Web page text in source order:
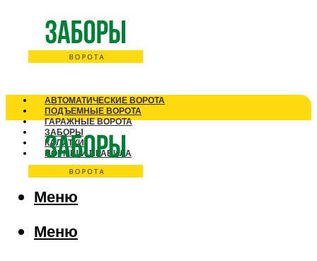
АВТОМАТИЧЕСКИЕ ВОРОТА
ПОДЪЕМНЫЕ ВОРОТА
ГАРАЖНЫЕ ВОРОТА
ЗАБОРЫ
КАЛИТКИ
НОРМЫ И ПРАВИЛА
Меню
Меню